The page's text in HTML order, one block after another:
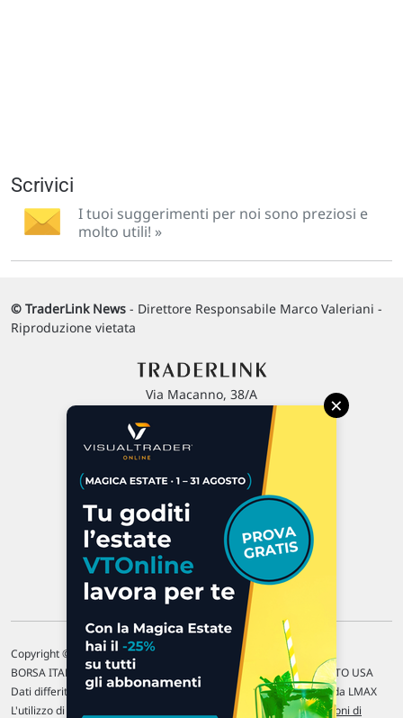
Scrivici
I tuoi suggerimenti per noi sono preziosi e
molto utili! »
© TraderLink News - Direttore Responsabile Marco Valeriani -
Riproduzione vietata
Via Macanno, 38/A
P.IVA 02 452 460 401
Chi siamo
Commenti e segnalazioni
Contattaci
Copyright © 1996-2026 Traderlink Italia s.r.l.
BORSA ITALIANA Quotazioni di borsa differite di 15 min. / MERCATO USA
Dati differiti di 15 min. (fonte Intrinio) / FOREX Quotazioni fornite da LMAX
L'utilizzo di questo sito implica l'accettazione delle nostre Condizioni di
×